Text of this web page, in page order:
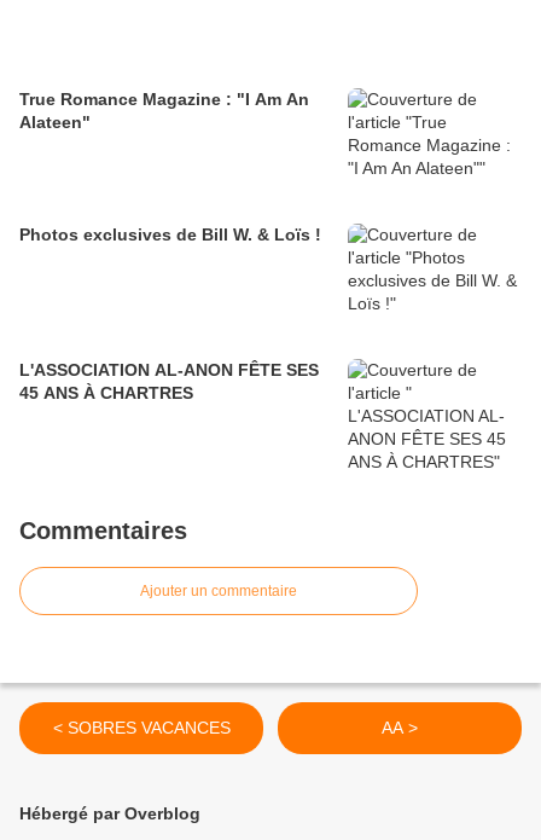
True Romance Magazine : "I Am An
Alateen"
Photos exclusives de Bill W. & Loïs !
L'ASSOCIATION AL-ANON FÊTE SES
45 ANS À CHARTRES
Commentaires
Ajouter un commentaire
< SOBRES VACANCES AA >
Hébergé par Overblog